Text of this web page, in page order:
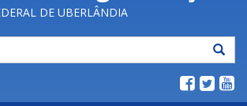
Legislação
Canais
DE UBERLÂNDIA